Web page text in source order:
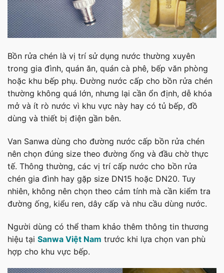
Bồn rửa chén là vị trí sử dụng nước thường xuyên
trong gia đình, quán ăn, quán cà phê, bếp văn phòng
hoặc khu bếp phụ. Đường nước cấp cho bồn rửa chén
thường không quá lớn, nhưng lại cần ổn định, dễ khóa
mở và ít rò nước vì khu vực này hay có tủ bếp, đồ
dùng và thiết bị điện gần bên.
Van Sanwa dùng cho đường nước cấp bồn rửa chén
nên chọn đúng size theo đường ống và đầu chờ thực
tế. Thông thường, các vị trí cấp nước cho bồn rửa
chén gia đình hay gặp size DN15 hoặc DN20. Tuy
nhiên, không nên chọn theo cảm tính mà cần kiểm tra
đường ống, kiểu ren, dây cấp và nhu cầu dùng nước.
Người dùng có thể tham khảo thêm thông tin thương
hiệu tại Sanwa Việt Nam trước khi lựa chọn van phù
hợp cho khu vực bếp.